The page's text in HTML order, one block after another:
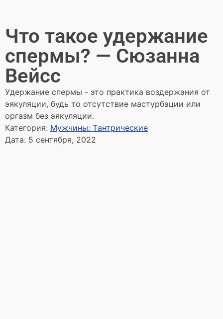
Что такое удержание
спермы? — Сюзанна
Вейсс
Удержание спермы - это практика воздержания от
эякуляции, будь то отсутствие мастурбации или
оргазм без эякуляции.
Категория: Мужчины: Tантрические
Дата: 5 сентября, 2022